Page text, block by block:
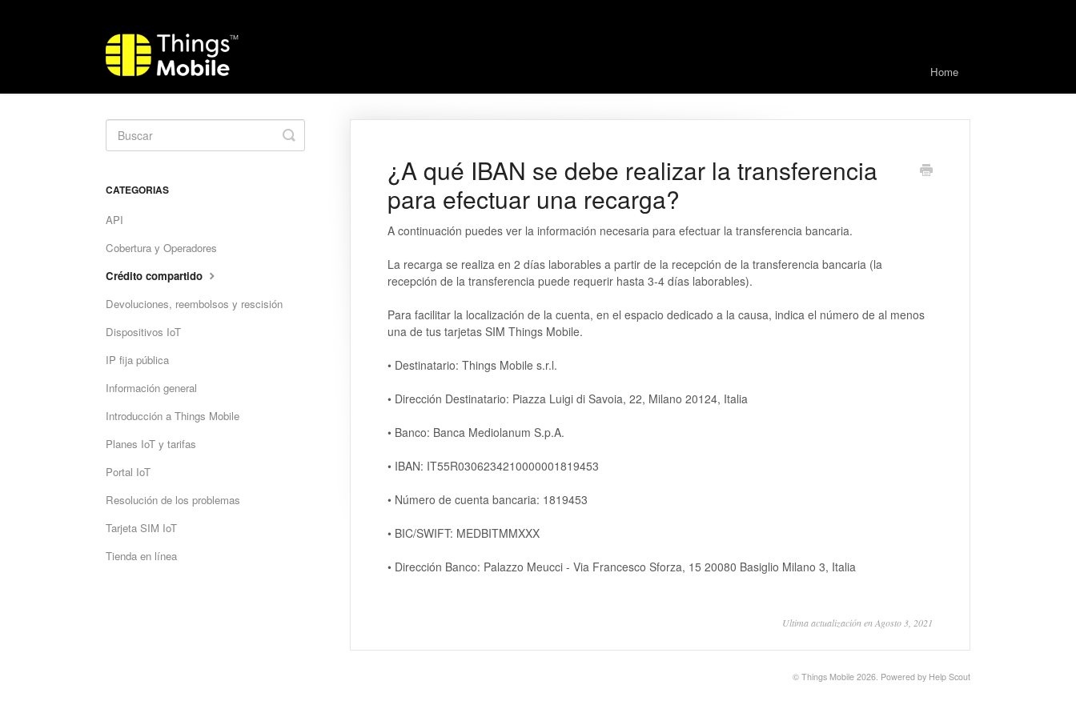
Home
¿A qué IBAN se debe realizar la transferencia
para efectuar una recarga?
A continuación puedes ver la información necesaria para efectuar la transferencia bancaria.
La recarga se realiza en 2 días laborables a partir de la recepción de la transferencia bancaria (la
recepción de la transferencia puede requerir hasta 3-4 días laborables).
Para facilitar la localización de la cuenta, en el espacio dedicado a la causa, indica el número de al menos
una de tus tarjetas SIM Things Mobile.
• Destinatario: Things Mobile s.r.l.
• Dirección Destinatario: Piazza Luigi di Savoia, 22, Milano 20124, Italia
• Banco: Banca Mediolanum S.p.A.
• IBAN: IT55R0306234210000001819453
• Número de cuenta bancaria: 1819453
• BIC/SWIFT: MEDBITMMXXX
• Dirección Banco: Palazzo Meucci - Via Francesco Sforza, 15 20080 Basiglio Milano 3, Italia
Ultima actualización en Agosto 3, 2021
Toggle
Search
CATEGORIAS
API
Cobertura y Operadores
Crédito compartido
Devoluciones, reembolsos y rescisión
Dispositivos IoT
IP fija pública
Información general
Introducción a Things Mobile
Planes IoT y tarifas
Portal IoT
Resolución de los problemas
Tarjeta SIM IoT
Tienda en línea
© Things Mobile 2026. Powered by Help Scout